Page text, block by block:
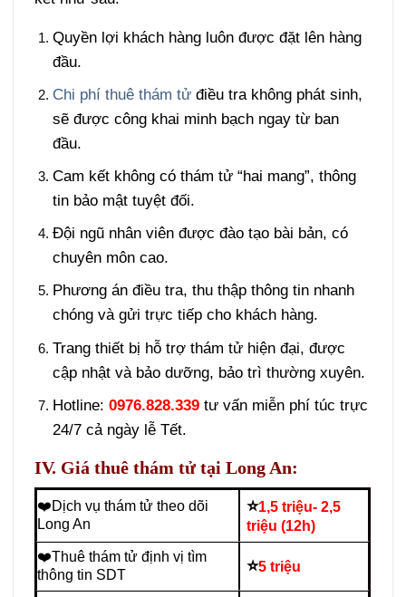
Quyền lợi khách hàng luôn được đặt lên hàng
đầu.
Chi phí thuê thám tửđiều tra không phát sinh,
sẽ được công khai minh bạch ngay từ ban
đầu.
Cam kết không có thám tử “hai mang”, thông
tin bảo mật tuyệt đối.
Đội ngũ nhân viên được đào tạo bài bản, có
chuyên môn cao.
Phương án điều tra, thu thập thông tin nhanh
chóng và gửi trực tiếp cho khách hàng.
Trang thiết bị hỗ trợ thám tử hiện đại, được
cập nhật và bảo dưỡng, bảo trì thường xuyên.
Hotline: 0976.828.339tư vấn miễn phí túc trực
24/7 cả ngày lễ Tết.
IV. Giá thuê thám tử tại Long An:
❤️Dịch vụ thám tử theo dõi
Long An
⭐1,5 triệu- 2,5
triệu (12h)
❤️Thuê thám tử định vị tìm
thông tin SDT
⭐5 triệu